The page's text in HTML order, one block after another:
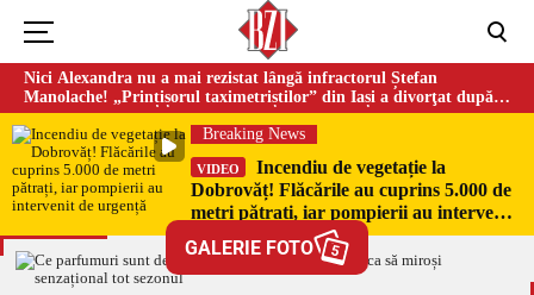
Nici Alexandra nu a mai rezistat lângă infractorul Ștefan
Manolache! „Prințișorul taximetriștilor” din Iași a divorţat după
doi ani de căsnicie
Breaking News
VIDEO
Incendiu de vegetație la
Dobrovăț! Flăcările au cuprins 5.000 de
metri pătrați, iar pompierii au intervenit
GALERIE FOTO 5